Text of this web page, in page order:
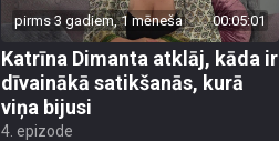
pirms 3 gadiem, 1 mēneša 00:05:01
Katrīna Dimanta atklāj, kāda ir
dīvainākā satikšanās, kurā
viņa bijusi
4. epizode